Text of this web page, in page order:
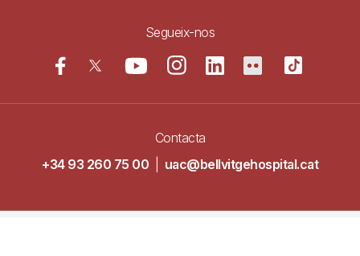
Segueix-nos
Contacta
+34 93 260 75 00
uac@bellvitgehospital.cat